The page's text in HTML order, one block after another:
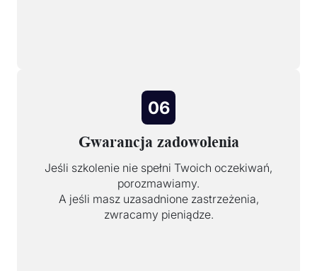
06
Gwarancja zadowolenia
Jeśli szkolenie nie spełni Twoich oczekiwań,
porozmawiamy.
A jeśli masz uzasadnione zastrzeżenia,
zwracamy pieniądze.